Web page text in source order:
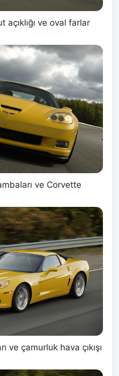
ve oval farlar
ve Corvette
çamurluk hava çıkışı